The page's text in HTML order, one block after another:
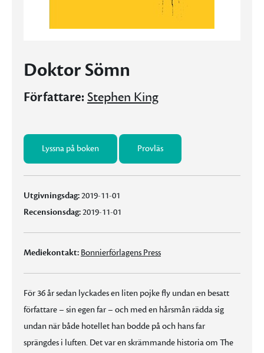
Doktor Sömn
Författare:Stephen King
Lyssna på boken Provläs
Utgivningsdag:2019-11-01
Recensionsdag:2019-11-01
Mediekontakt: Bonnierförlagens Press
För 36 år sedan lyckades en liten pojke fly undan en besatt
författare – sin egen far – och med en hårsmån rädda sig
undan när både hotellet han bodde på och hans far
sprängdes i luften. Det var en skrämmande historia om The